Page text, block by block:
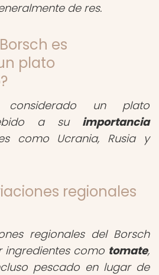
de res.
es
plato
un plato
a su importancia
como Ucrania, Rusia y
regionales
regionales del Borsch
ingredientes como tomate,
pescado en lugar de